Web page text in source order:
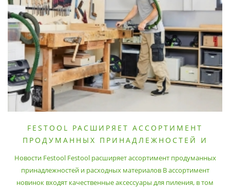
FESTOOL РАСШИРЯЕТ АССОРТИМЕНТ
ПРОДУМАННЫХ ПРИНАДЛЕЖНОСТЕЙ И
Новости Festool Festool расширяет ассортимент продуманных
принадлежностей и расходных материалов В ассортимент
новинок входят качественные аксессуары для пиления, в том